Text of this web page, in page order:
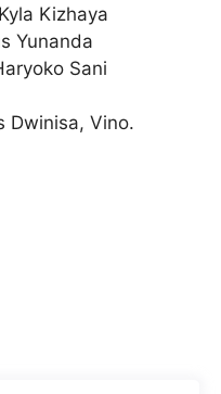
Kizhaya
Yunanda
Sani
Dwinisa, Vino.